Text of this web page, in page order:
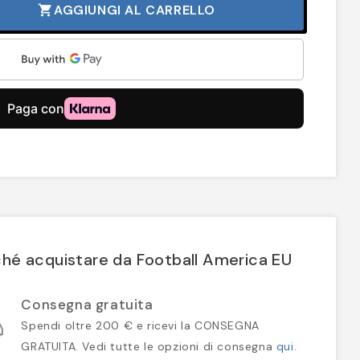
shopping_cartAGGIUNGI AL CARRELLO
acquistare da Football America EU
Consegna gratuita
Spendi oltre 200 € e ricevi la CONSEGNA
GRATUITA. Vedi tutte le opzioni di consegna qui.